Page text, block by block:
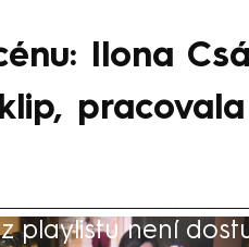
Ilona
playlistu není